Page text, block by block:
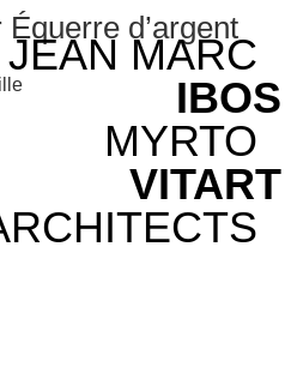
JEAN MARC
IBOS
MYRTO
VITART
d’argent